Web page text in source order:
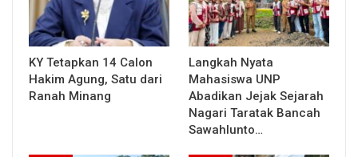
KY Tetapkan 14 Calon
Hakim Agung, Satu dari
Ranah Minang
Langkah Nyata
Mahasiswa UNP
Abadikan Jejak Sejarah
Nagari Taratak Bancah
Sawahlunto…